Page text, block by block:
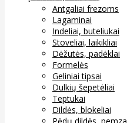
Antgaliai frezoms
Lagaminai
Indeliai, buteliukai
Stoveliai, laikikliai
Dėžutės, padėklai
Formelės
Geliniai tipsai
Dulkių šepetėliai
Teptukai
Dildės, blokeliai
Pėdų dildės, pemza